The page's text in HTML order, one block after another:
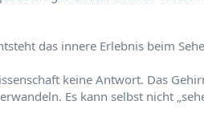
das innere Erlebnis beim
keine Antwort. Das
Es kann selbst nicht